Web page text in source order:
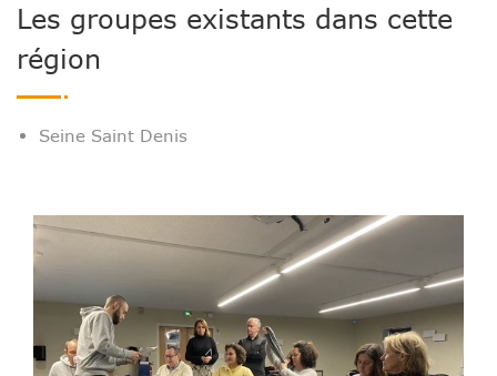
Les groupes existants dans cette
région
Seine Saint Denis